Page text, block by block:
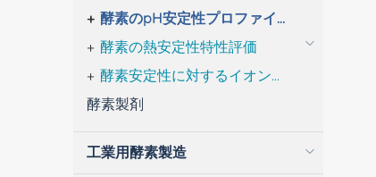
酵素のpH安定性プロファイリング
酵素の熱安定性特性評価
酵素安定性に対するイオン強度の影響
酵素製剤
工業用酵素製造